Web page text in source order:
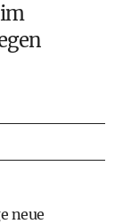
neue